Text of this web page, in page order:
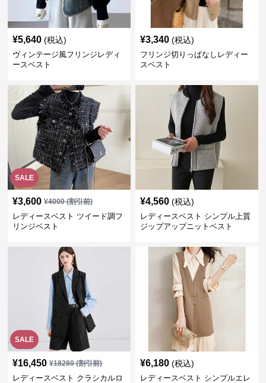
¥5,640 (税込)
ヴィンテージ風フリンジレディ
ースベスト
¥3,340 (税込)
フリンジ切りっぱなしレディー
スベスト
SALE
¥3,600 ¥4000(割引前)
レディースベスト ツイード調フ
リンジベスト
¥4,560 (税込)
レディースベスト シンプル上質
ジップアップニットベスト
SALE
¥16,450 ¥18280(割引前)
レディースベスト クラシカルロ
¥6,180 (税込)
レディースベスト シンプルエレ